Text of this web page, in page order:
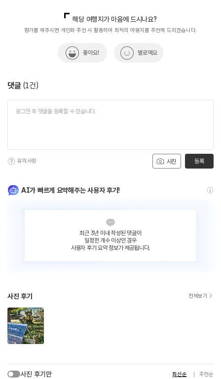
열린관광콘텐츠팀(열린관광-모두의여행)
033-738-3425
해당 여행지가 마음에 드시나요?
평가를 해주시면 개인화 추천 시 활용하여 최적의 여행지를 추천해 드리겠습니다.
좋아요! 별로예요
댓글 (1건)
사진
유의사항 등록
AI가 빠르게 요약해주는 사용자 후기!
최근 3년 이내 작성된 댓글이
일정한 개수 이상인 경우
사용자 후기 요약 정보가 제공됩니다.
사진 후기 전체보기
사진 후기만 최신순 추천순